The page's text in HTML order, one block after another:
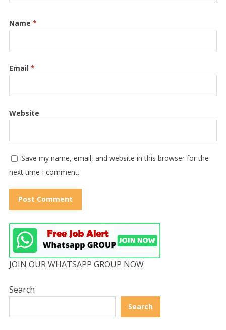
Name *
Email *
Website
Save my name, email, and website in this browser for the
next time I comment.
JOIN OUR WHATSAPP GROUP NOW
Search
Search